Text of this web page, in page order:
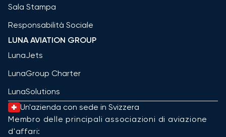
Sala Stampa
Responsabilità Sociale
LUNA AVIATION GROUP
LunaJets
LunaGroup Charter
LunaSolutions
Un'azienda con sede in Svizzera
Membro delle principali associazioni di aviazione
d'affari: